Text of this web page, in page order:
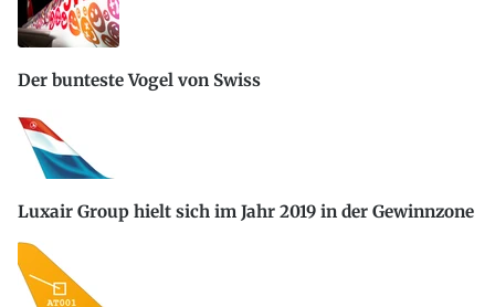
Der bunteste Vogel von Swiss
Luxair Group hielt sich im Jahr 2019 in der Gewinnzone